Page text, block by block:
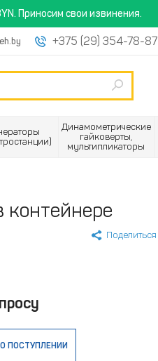
Приносим свои извинения.
+375 (29) 354-78-87
Динамометрические
гайковерты,
мультипликаторы
Поделиться
ПОСТУПЛЕНИИ